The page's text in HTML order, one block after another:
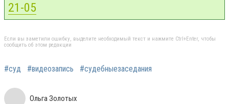
21-05
Если вы заметили ошибку, выделите необходимый текст и нажмите Ctrl+Enter, чтобы
сообщить об этом редакции
#суд #видеозапись #судебныезаседания
Ольга Золотых